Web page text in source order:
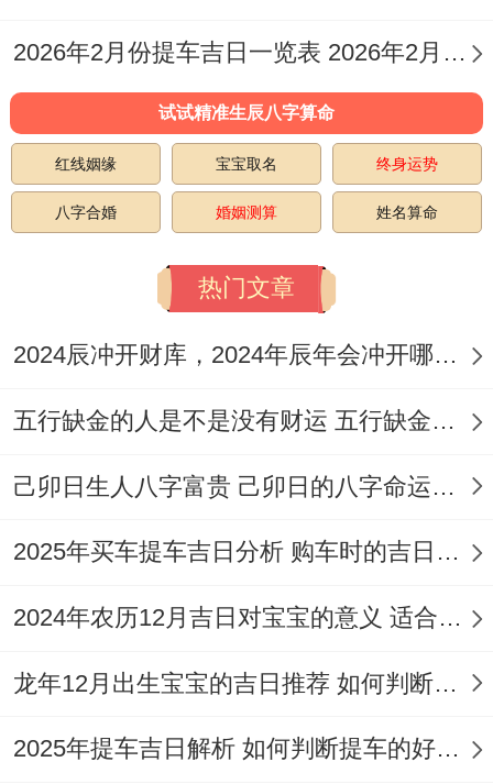
日期:5月24日
（星期日）,农历四月初八
黄历宜忌:宜:嫁娶，纳采、订盟，祭祀、祈
造，动土、进人口，入宅、移徙，安床、解
柩，安葬；
忌：开市、立券、造船、合寿木.
日子特征 :此日吉星高照，适宜多项核心活
深厚。
注意事项：冲龙煞北，生肖属龙者不宜选用
以下是部分再2026年6月算得上适宜进行装
2026年2月份提车吉日一览表 2026年2月份提车的黄道吉日
试试精准生辰八字算命
红线姻缘 宝宝取名 终身运势
八字合婚 婚姻测算 姓名算命
热门文章
2024辰冲开财库，2024年辰年会冲开哪些人的财库
五行缺金的人是不是没有财运 五行缺金的人命运好不好
己卯日生人八字富贵 己卯日的八字命运如何
2025年买车提车吉日分析 购车时的吉日与禁忌
2024年农历12月吉日对宝宝的意义 适合龙年宝宝出生的日子有哪些
龙年12月出生宝宝的吉日推荐 如何判断吉日是否适合宝宝
2025年提车吉日解析 如何判断提车的好日子